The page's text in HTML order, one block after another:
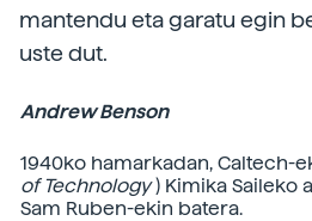
mantendu eta garatu egin
uste dut.
Andrew Benson
1940ko hamarkadan, Caltech-
of Technology) Kimika Saileko
Sam Ruben-ekin batera.